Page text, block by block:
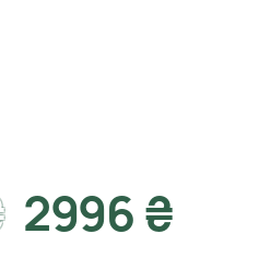
2996 ₴